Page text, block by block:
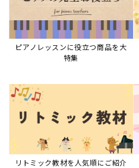
ピアノレッスンに役立つ商品を大
特集
リトミック教材を人気順にご紹介